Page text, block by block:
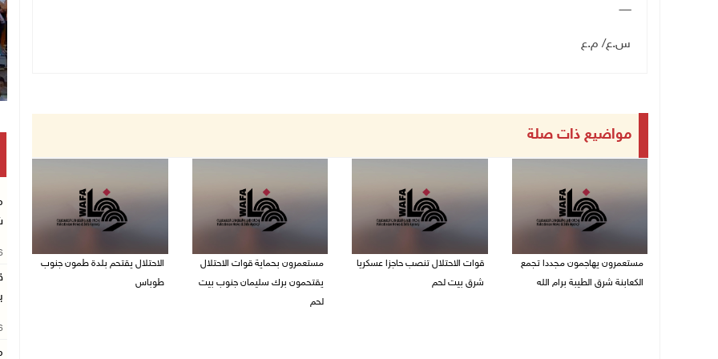
ـــــــ
س.ع/ م.ع
مواضيع ذات صلة
مستعمرون يهاجمون مجددا تجمع
الكعابنة شرق الطيبة برام الله
قوات الاحتلال تنصب حاجزا عسكريا
شرق بيت لحم
مستعمرون بحماية قوات الاحتلال
يقتحمون برك سليمان جنوب بيت
لحم
الاحتلال يقتحم بلدة طمون جنوب
طوباس